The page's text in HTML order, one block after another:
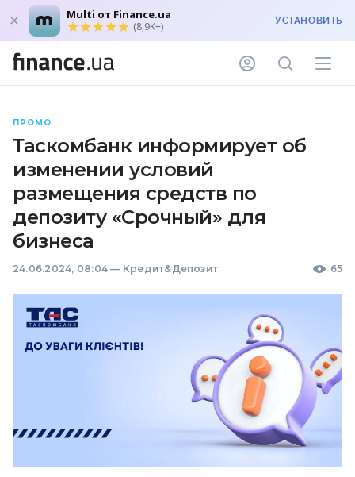
Multi от Finance.ua
(8,9K+) УСТАНОВИТЬ
ПРОМО
Таскомбанк информирует об
изменении условий
размещения средств по
депозиту «Срочный» для
бизнеса
24.06.2024, 08:04 — Кредит&Депозит 65